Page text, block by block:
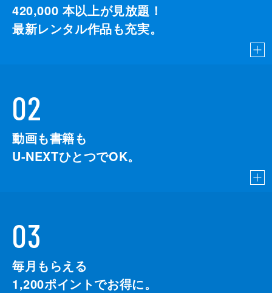
420,000 本以上が見放題！
最新レンタル作品も充実。
02
動画も書籍も
U-NEXTひとつでOK。
03
毎月もらえる
1,200ポイントでお得に。